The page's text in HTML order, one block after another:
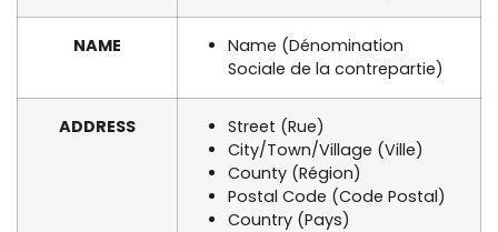
NAME
Name (Dénomination
Sociale de la contrepartie)
ADDRESS
Street (Rue)
City/Town/Village (Ville)
County (Région)
Postal Code (Code Postal)
Country (Pays)